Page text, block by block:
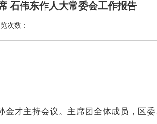
石伟东作人大常委会工作报告
次数：
才主持会议。主席团全体成员，区委